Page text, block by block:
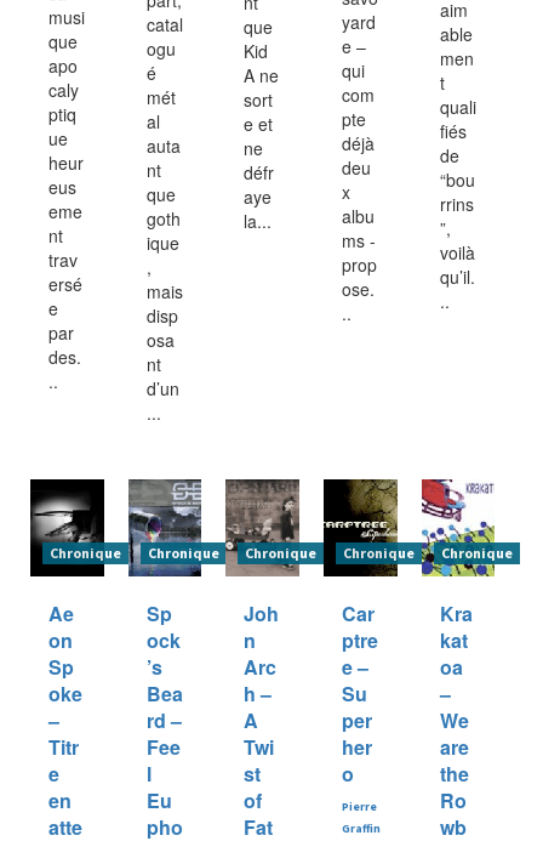
musi
que
apo
caly
ptiq
ue
heur
eus
eme
nt
trav
ersé
e
par
des.
..
catal
ogu
é
mét
al
auta
nt
que
goth
ique
,
mais
disp
osa
nt
d’un
...
que
Kid
A ne
sort
e et
ne
défr
aye
la...
yard
e –
qui
com
pte
déjà
deu
x
albu
ms -
prop
ose.
..
aim
able
men
t
quali
fiés
de
“bou
rrins
”,
voilà
qu’il.
..
Chronique
Ae
on
Sp
oke
–
Titr
e
en
atte
Chronique
Sp
ock
’s
Bea
rd –
Fee
l
Eu
pho
Chronique
Joh
n
Arc
h –
A
Twi
st
of
Fat
Chronique
Car
ptre
e –
Su
per
her
o
Pierre
Graffin
Chronique
Kra
kat
oa
–
We
are
the
Ro
wb